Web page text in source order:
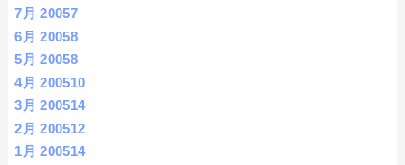
7月 20057
6月 20058
5月 20058
4月 200510
3月 200514
2月 200512
1月 200514